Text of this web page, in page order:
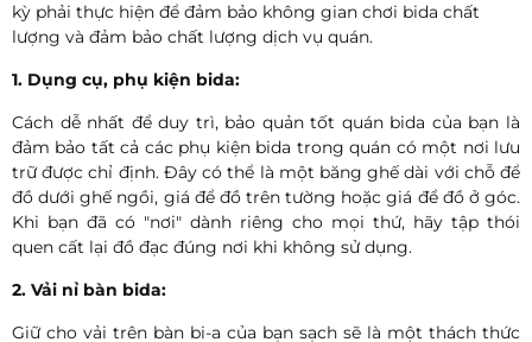
kỳ phải thực hiện để đảm bảo không gian chơi bida chất
lượng và đảm bảo chất lượng dịch vụ quán.
1. Dụng cụ, phụ kiện bida:
Cách dễ nhất để duy trì, bảo quản tốt quán bida của bạn là
đảm bảo tất cả các phụ kiện bida trong quán có một nơi lưu
trữ được chỉ định. Đây có thể là một băng ghế dài với chỗ để
đồ dưới ghế ngồi, giá để đồ trên tường hoặc giá để đồ ở góc.
Khi bạn đã có "nơi" dành riêng cho mọi thứ, hãy tập thói
quen cất lại đồ đạc đúng nơi khi không sử dụng.
2. Vải nỉ bàn bida:
Giữ cho vải trên bàn bi-a của bạn sạch sẽ là một thách thức